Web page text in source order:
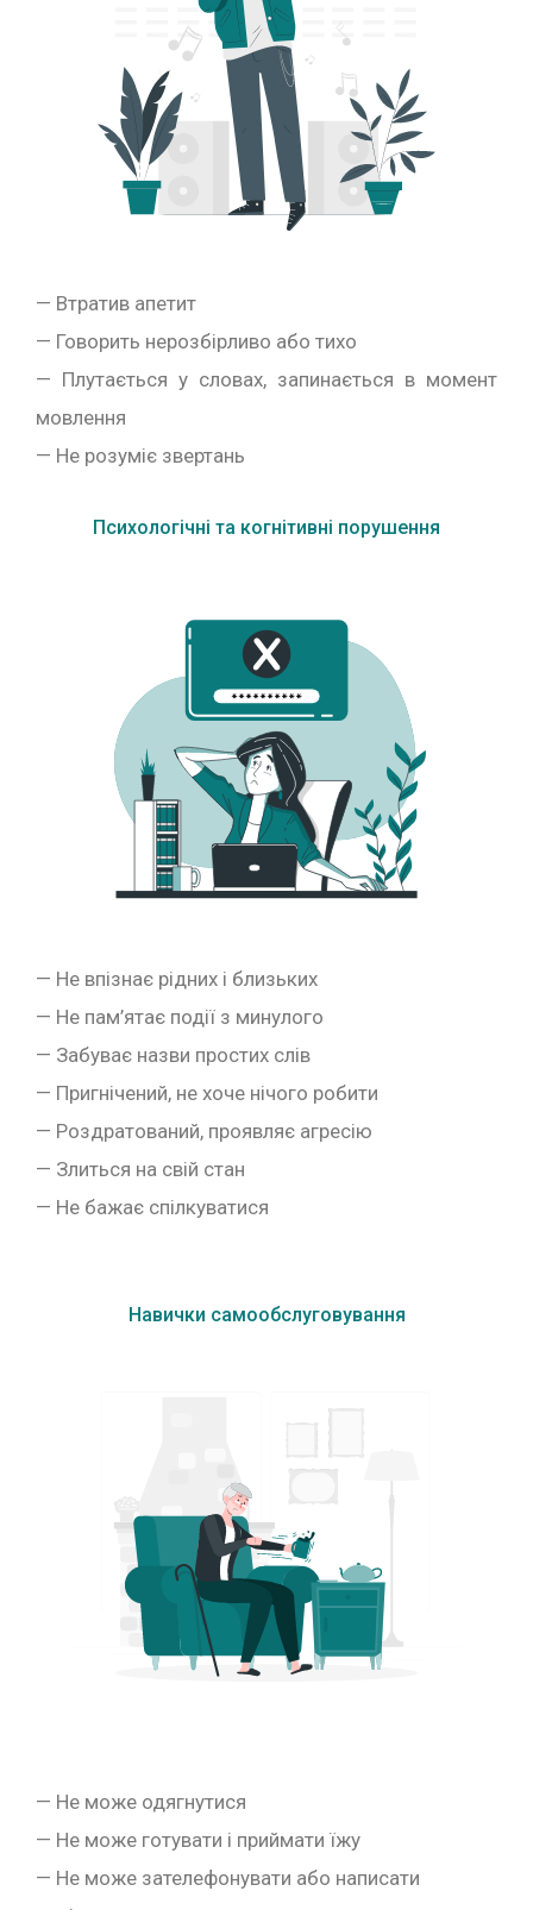
— Втратив апетит
— Говорить нерозбірливо або тихо
— Плутається у словах, запинається в момент
мовлення
— Не розуміє звертань
Психологічні та когнітивні порушення
— Не впізнає рідних і близьких
— Не пам’ятає події з минулого
— Забуває назви простих слів
— Пригнічений, не хоче нічого робити
— Роздратований, проявляє агресію
— Злиться на свій стан
— Не бажає спілкуватися
Навички самообслуговування
— Не може одягнутися
— Не може готувати і приймати їжу
— Не може зателефонувати або написати